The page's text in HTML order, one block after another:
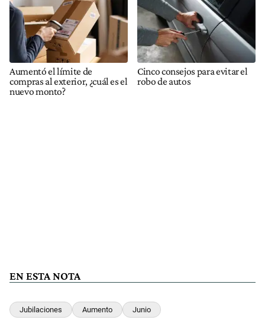
Aumentó el límite de
compras al exterior, ¿cuál es el
nuevo monto?
Cinco consejos para evitar el
robo de autos
EN ESTA NOTA
Jubilaciones Aumento Junio